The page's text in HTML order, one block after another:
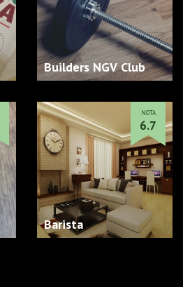
Builders NGV Club
Barista
NOTA
6.7